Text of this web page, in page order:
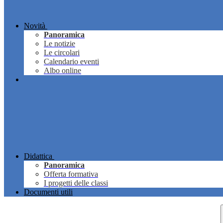
Novità
Panoramica
Le notizie
Le circolari
Calendario eventi
Albo online
Didattica
Panoramica
Offerta formativa
I progetti delle classi
Documenti utili